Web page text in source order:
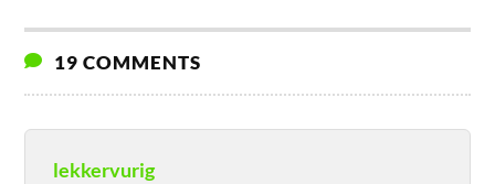
19 COMMENTS
lekkervurig